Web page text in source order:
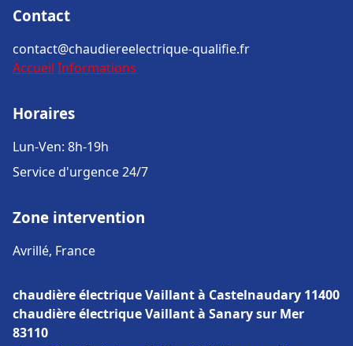
Contact
contact@chaudiereelectrique-qualifie.fr
Accueil Informations
Horaires
Lun-Ven: 8h-19h
Service d'urgence 24/7
Zone intervention
Avrillé, France
chaudière électrique Vaillant à Castelnaudary 11400
chaudière électrique Vaillant à Sanary sur Mer
83110